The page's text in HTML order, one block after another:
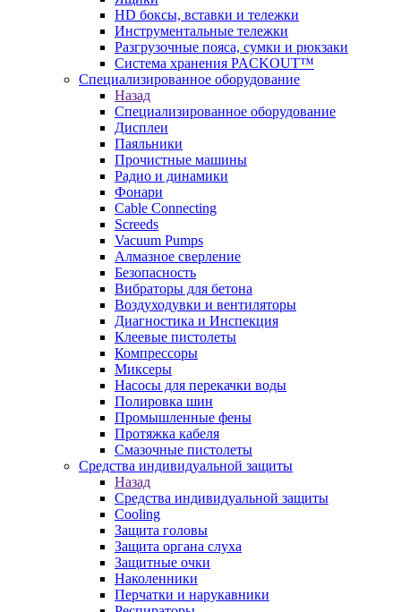
HD боксы, вставки и тележки
Инструментальные тележки
Разгрузочные пояса, сумки и рюкзаки
Система хранения PACKOUT™
Специализированное оборудование
Назад
Специализированное оборудование
Дисплеи
Паяльники
Прочистные машины
Радио и динамики
Фонари
Cable Connecting
Screeds
Vacuum Pumps
Алмазное сверление
Безопасность
Вибраторы для бетона
Воздуходувки и вентиляторы
Диагностика и Инспекция
Клеевые пистолеты
Компрессоры
Миксеры
Насосы для перекачки воды
Полировка шин
Промышленные фены
Протяжка кабеля
Смазочные пистолеты
Средства индивидуальной защиты
Назад
Средства индивидуальной защиты
Cooling
Защита головы
Защита органа слуха
Защитные очки
Наколенники
Перчатки и нарукавники